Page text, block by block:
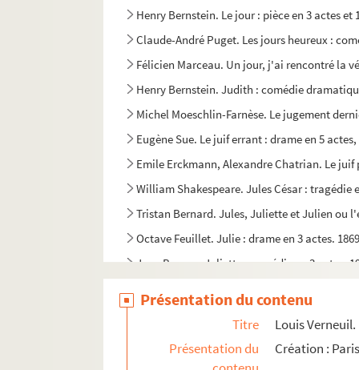
Henry Bernstein. Le jour : pièce en 3 actes et
Claude-André Puget. Les jours heureux :
Félicien Marceau. Un jour, j'ai rencontré la
Henry Bernstein. Judith : comédie
Michel Moeschlin-Farnèse. Le jugement
Eugène Sue. Le juif errant : drame en 5
Emile Erckmann, Alexandre Chatrian. Le
William Shakespeare. Jules César :
Tristan Bernard. Jules, Juliette et Julien ou
Octave Feuillet. Julie : drame en 3 actes.
Jean Bassan. Juliette : comédie en 3 actes.
Raymond Vincy, Jean Valmy. J'y suis j'y
Présentation du contenu
Titre
Louis
Présentation du
Création :